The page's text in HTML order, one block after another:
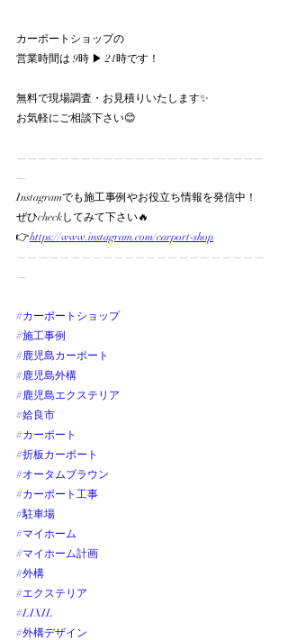
カーポートショップの
営業時間は 9時 ▶︎ 21時です！
無料で現場調査・お見積りいたします✨
お気軽にご相談下さい😊
———————————————————————
—
Instagramでも施工事例やお役立ち情報を発信中！
ぜひcheckしてみて下さい🔥
👉https://www.instagram.com/carport-shop
———————————————————————
—
#カーポートショップ
#施工事例
#鹿児島カーポート
#鹿児島外構
#鹿児島エクステリア
#姶良市
#カーポート
#折板カーポート
#オータムブラウン
#カーポート工事
#駐車場
#マイホーム
#マイホーム計画
#外構
#エクステリア
#LIXIL
#外構デザイン